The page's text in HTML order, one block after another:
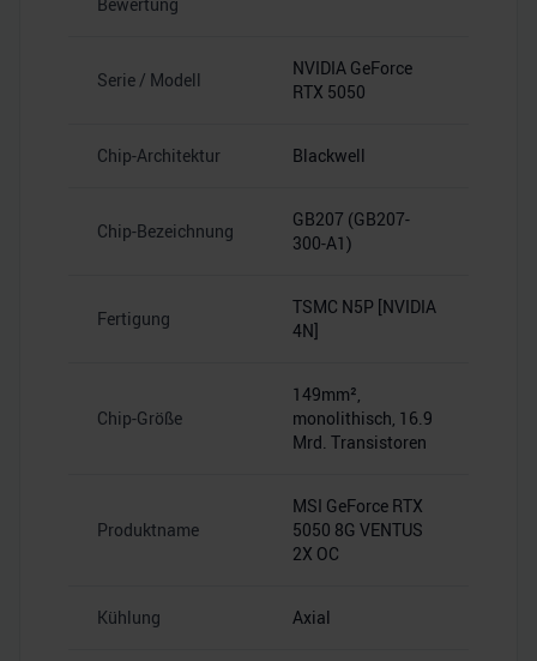
Serie / Modell
NVIDIA GeForce
RTX 5050
Chip-Architektur Blackwell
Chip-Bezeichnung
GB207 (GB207-
300-A1)
Fertigung
TSMC N5P [NVIDIA
4N]
Chip-Größe
149mm²,
monolithisch, 16.9
Mrd. Transistoren
Produktname
MSI GeForce RTX
5050 8G VENTUS
2X OC
Kühlung Axial